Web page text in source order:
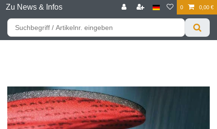
Zu News & Infos 0 0,00 €
Für bessere Preise HIER registrieren!